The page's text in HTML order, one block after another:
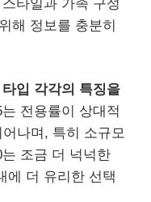
타일과 가족 구성
해 정보를 충분히
입 각각의 특징을
는 전용률이 상대적
나며, 특히 소규모
조금 더 넉넉한
에 더 유리한 선택